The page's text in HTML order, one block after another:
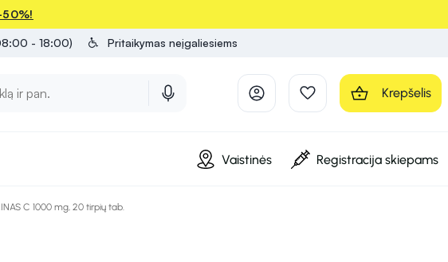
50%!
- 18:00) Pritaikymas neįgaliesiems
Krepšelis
Vaistinės Registracija skiepams
C 1000 mg, 20 tirpių tab.